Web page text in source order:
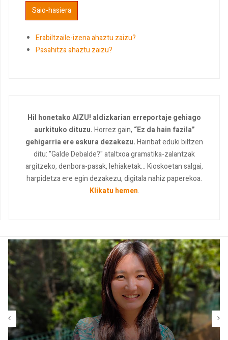
Erabiltzaile-izena ahaztu zaizu?
Pasahitza ahaztu zaizu?
Hil honetako AIZU! aldizkarian erreportaje gehiago
aurkituko dituzu.Horrez gain, “Ez da hain fazila”
gehigarria ere eskura dezakezu.Hainbat eduki biltzen
ditu: "Galde Debalde?" ataltxoa gramatika-zalantzak
argitzeko, denbora-pasak, lehiaketak... Kioskoetan salgai,
harpidetza ere egin dezakezu, digitala nahiz paperekoa.
Klikatu hemen.